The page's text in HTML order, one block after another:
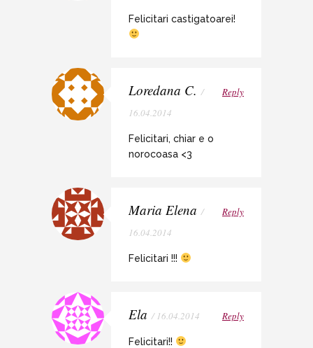
Felicitari castigatoarei!
Loredana C. /
16.04.2014
Reply
Felicitari, chiar e o
norocoasa <3
Maria Elena /
16.04.2014
Reply
Felicitari !!!
Ela / 16.04.2014 Reply
Felicitari!!